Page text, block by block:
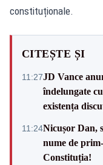
constituționale.
CITEȘTE ȘI
11:27JD Vance
îndelungate
existența
11:24Nicușor Dan,
nume de
Constituția!